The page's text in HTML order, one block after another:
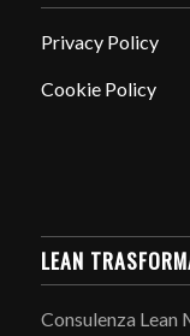
Privacy Policy
Cookie Policy
LEAN
Consulenza Lean